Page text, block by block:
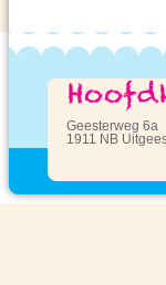
Geesterweg 6a
1911 NB